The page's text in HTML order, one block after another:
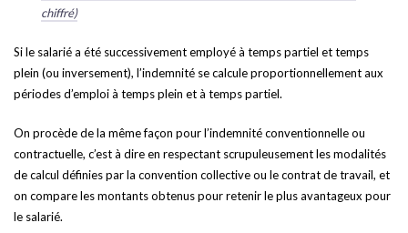
chiffré)
Si le salarié a été successivement employé à temps partiel et temps
plein (ou inversement), l’indemnité se calcule proportionnellement aux
périodes d’emploi à temps plein et à temps partiel.
On procède de la même façon pour l’indemnité conventionnelle ou
contractuelle, c’est à dire en respectant scrupuleusement les modalités
de calcul définies par la convention collective ou le contrat de travail, et
on compare les montants obtenus pour retenir le plus avantageux pour
le salarié.